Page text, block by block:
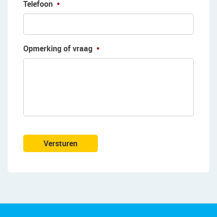
paving and greenery. There is plenty of space for
favorable south-facing location, you will enjoy
plenty of sunshine here, making it a wonderful
spot to relax.
Paid parking around the house.
primary school and daycare center are just a
Telefoon *
Opmerking of vraag *
Versturen